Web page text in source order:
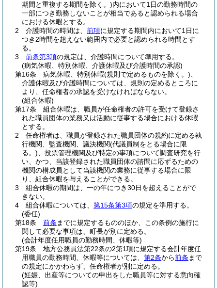
期間と重複する期間を除く。)内において1日の勤務時間の
一部につき勤務しないことが相当であると認められる場合
における休暇とする。
2
介護時間の時間は、 前項に規定する期間内において1日に
つき2時間を超えない範囲内で必要と認められる時間とす
る。
3
前条第3項の規定は、介護時間について準用する。
(病気休暇、特別休暇、介護休暇及び介護時間の承認)
第16条
病気休暇、特別休暇(規則で定めるものを除く。)
介護休暇及び介護時間については、規則の定めるところに
より、任命権者の承認を受けなければならない。
(組合休暇)
第17条
組合休暇は、職員が任命権者の許可を受けて登録さ
れた職員団体の業務又は活動に従事する場合における休暇
とする。
2
任命権者は、職員が登録された職員団体の規約に定める執
行機関、監査機関、議決機関(代議員制をとる場合に限
る。) 、投票管理機関及び特定の事項について調査研究を行
い、かつ、当該登録された職員団体の諮問に応ずるための
機関の構成員として当該機関の業務に従事する場合に限
り、組合休暇を与えることができる。
3
組合休暇の期間は、一の年につき30日を超えることがで
きない。
4
組合休暇については、 第15条第3項の規定を準用する。
(委任)
第18条
前条 までに規定するもののほか、この条例の施行に
関して必要な事項は、町長が別に定める。
(会計年度任用職員の勤務時間、休暇等)
第19条
地方公務員法第22条の2第1項に規定する会計年度任
用職員の勤務時間、休暇等については、 第2条から前条 まで
の規定にかかわらず、任命権者が別に定める。
(妊娠、出産等についての申出をした職員等に対する意向確
認等)